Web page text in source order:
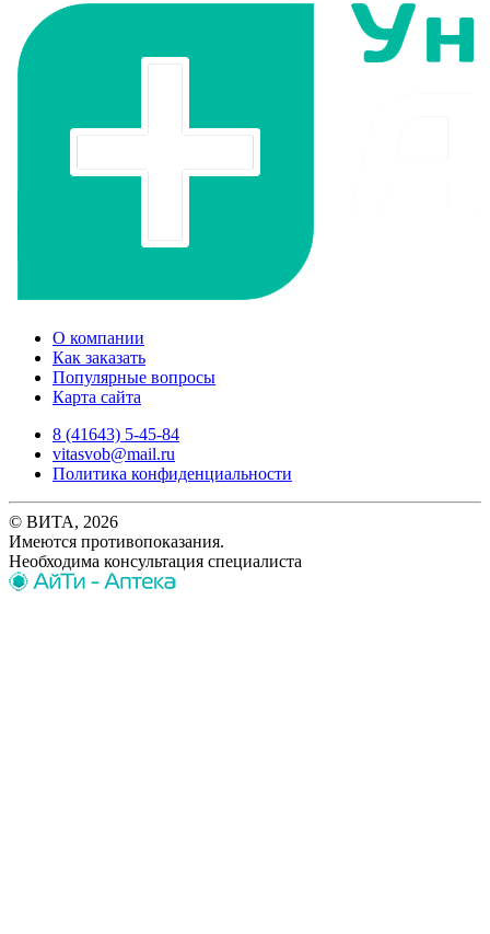
О компании
Как заказать
Популярные вопросы
Карта сайта
8 (41643) 5-45-84
vitasvob@mail.ru
Политика конфиденциальности
© ВИТА, 2026
Имеются противопоказания.
Необходима консультация специалиста